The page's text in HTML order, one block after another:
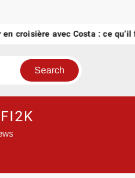
en croisière avec Costa : ce